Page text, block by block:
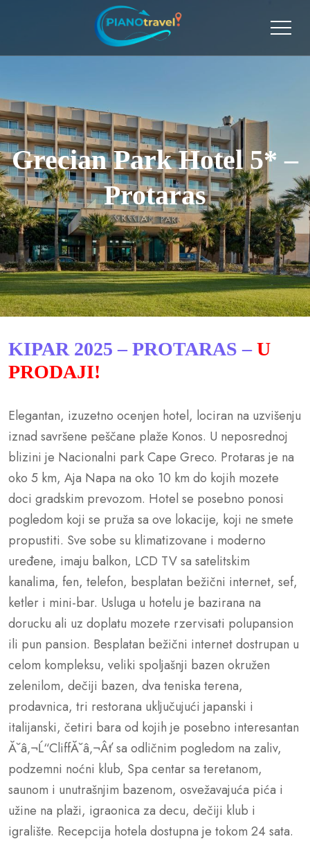
Grecian Park Hotel 5* –
Protaras
KIPAR 2025 – PROTARAS –U
PRODAJI!
Elegantan, izuzetno ocenjen hotel, lociran na uzvišenju
iznad savršene peščane plaže Konos. U neposrednoj
blizini je Nacionalni park Cape Greco. Protaras je na
oko 5 km, Aja Napa na oko 10 km do kojih mozete
doci gradskim prevozom. Hotel se posebno ponosi
pogledom koji se pruža sa ove lokacije, koji ne smete
propustiti. Sve sobe su klimatizovane i moderno
uređene, imaju balkon, LCD TV sa satelitskim
kanalima, fen, telefon, besplatan bežični internet, sef,
ketler i mini-bar. Usluga u hotelu je bazirana na
dorucku ali uz doplatu mozete rzervisati polupansion
ili pun pansion. Besplatan bežični internet dostrupan u
celom kompleksu, veliki spoljašnji bazen okružen
zelenilom, dečiji bazen, dva teniska terena,
prodavnica, tri restorana uključujući japanski i
italijanski, četiri bara od kojih je posebno interesantan
Ă˘â‚¬Ĺ“CliffĂ˘â‚¬Âť sa odličnim pogledom na zaliv,
podzemni noćni klub, Spa centar sa teretanom,
saunom i unutrašnjim bazenom, osvežavajuća pića i
užine na plaži, igraonica za decu, dečiji klub i
igralište. Recepcija hotela dostupna je tokom 24 sata.